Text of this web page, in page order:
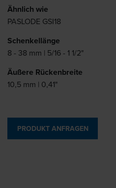
Ähnlich wie
PASLODE GSI18
Schenkellänge
8 - 38 mm | 5/16 - 1 1/2"
Äußere Rückenbreite
10,5 mm | 0,41"
PRODUKT ANFRAGEN